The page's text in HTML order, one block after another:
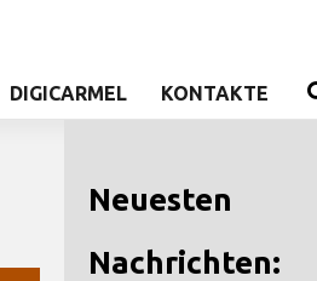
DIGICARMEL KONTAKTE
Neuesten
Nachrichten: